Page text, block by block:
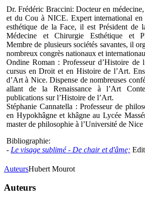
Dr. Frédéric Braccini: Docteur en
et du Cou à NICE. Expert international en
esthétique de la Face, il est Président de
Médecine et Chirurgie Esthétique et
Membre de plusieurs sociétés savantes, il
nombreux congrès nationaux et
Ondine Roman : Professeur d’Histoire de
cursus en Droit et en Histoire de l’Art.
d’Art à Nice. Dispense de nombreuses
allant de la Renaissance à l’Art
publications sur l’Histoire de l’Art.
Stéphanie Cannatella : Professeur de
en Hypokhâgne et khâgne au Lycée
master de philosophie à l’Université de
Bibliographie:
- Le visage sublimé - De chair et d'âme;
AuteursHubert Mourot
Auteurs